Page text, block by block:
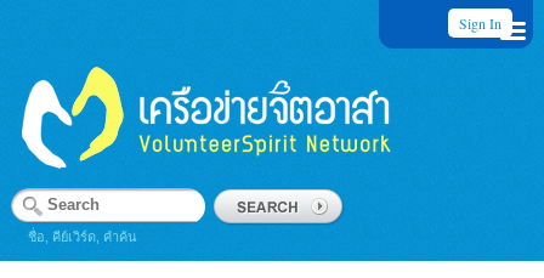
Sign In
ชื่อ, คีย์เวิร์ด, คำค้น